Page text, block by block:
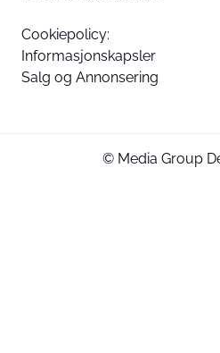
Cookiepolicy:
Informasjonskapsler
Salg og Annonsering
© Media Group